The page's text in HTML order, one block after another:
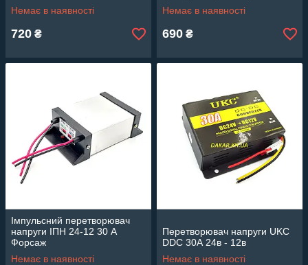
Немає в наявності
720 ₴
Немає в наявності
690 ₴
Імпульсний перетворювач
напруги ІПН 24-12 30 А
Форсаж
Немає в наявності
Перетворювач напруги UKC
DDC 30А 24в - 12в
Немає в наявності